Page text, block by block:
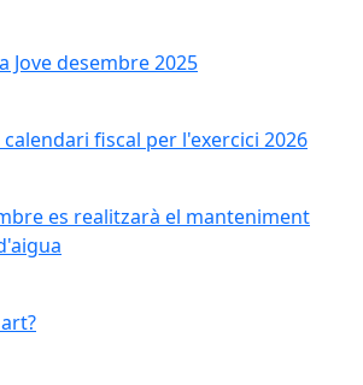
Jove desembre 2025
Jove desembre 2025
fiscal per l'exercici 2026
fiscal per l'exercici 2026
es realitzarà el manteniment dels
es realitzarà el manteniment